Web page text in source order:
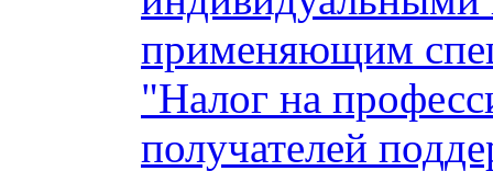
применяющим
"Налог на
получателей